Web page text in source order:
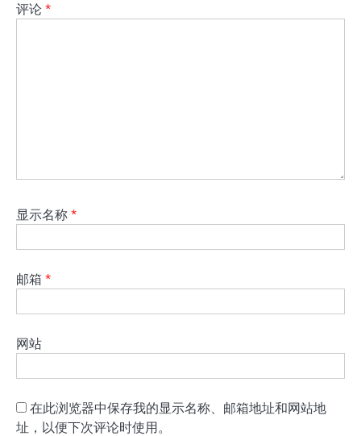
评论 *
显示名称 *
邮箱 *
网站
在此浏览器中保存我的显示名称、邮箱地址和网站地
址，以便下次评论时使用。